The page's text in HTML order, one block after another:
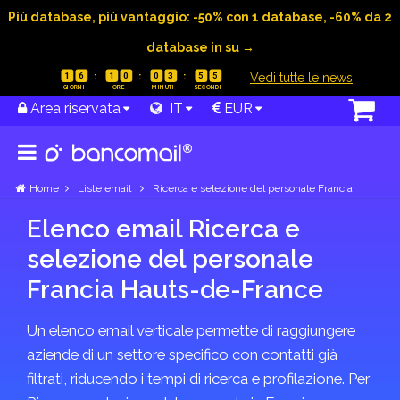
Più database, più vantaggio: -50% con 1 database, -60% da 2
database in su →
1 6 1 0 0 3 5 5 Vedi tutte le news
Area riservata IT EUR
Home Liste email Ricerca e selezione del personale Francia
Elenco email Ricerca e
selezione del personale
Francia Hauts-de-France
Un elenco email verticale permette di raggiungere
aziende di un settore specifico con contatti già
filtrati, riducendo i tempi di ricerca e profilazione. Per